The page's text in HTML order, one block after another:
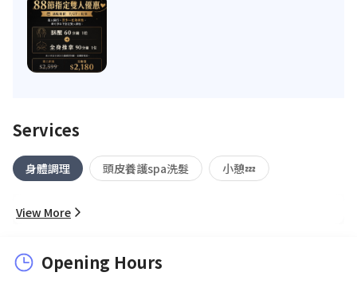
Services
身體調理 頭皮養護spa洗髮 小憩💤
View More
Opening Hours